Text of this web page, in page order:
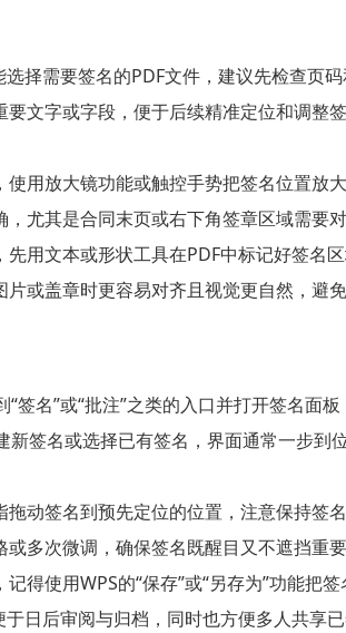
选择需要签名的PDF文件，建议先检查页
文字或字段，便于后续精准定位和调整
用放大镜功能或触控手势把签名位置放
尤其是合同末页或右下角签章区域需要对
用文本或形状工具在PDF中标记好签名
或盖章时更容易对齐且视觉更自然，避免
“签名”或“批注”之类的入口并打开签名面
新签名或选择已有签名，界面通常一步到
拖动签名到预先定位的位置，注意保持签
多次微调，确保签名既醒目又不遮挡重要
得使用WPS的“保存”或“另存为”功能把
日后审阅与归档，同时也方便多人共享已